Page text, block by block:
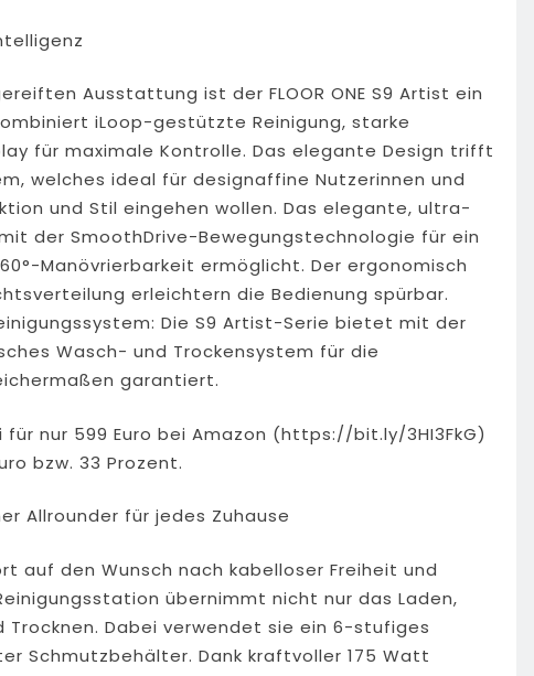
Ausstattung ist der FLOOR ONE S9 Artist ein
iLoop-gestützte Reinigung, starke
für maximale Kontrolle. Das elegante Design trifft
welches ideal für designaffine Nutzerinnen und
und Stil eingehen wollen. Das elegante, ultra-
der SmoothDrive-Bewegungstechnologie für ein
Manövrierbarkeit ermöglicht. Der ergonomisch
erleichtern die Bedienung spürbar.
Die S9 Artist-Serie bietet mit der
Wasch- und Trockensystem für die
garantiert.
für nur 599 Euro bei Amazon (https://bit.ly/3HI3FkG)
bzw. 33 Prozent.
Allrounder für jedes Zuhause
auf den Wunsch nach kabelloser Freiheit und
übernimmt nicht nur das Laden,
Trocknen. Dabei verwendet sie ein 6-stufiges
Schmutzbehälter. Dank kraftvoller 175 Watt